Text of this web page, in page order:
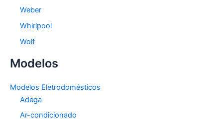
Weber
Whirlpool
Wolf
Modelos
Modelos Eletrodomésticos
Adega
Ar-condicionado